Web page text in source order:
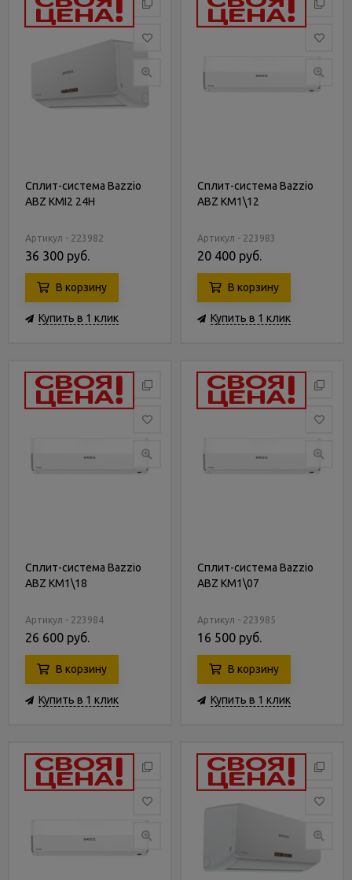
Сплит-система Bazzio
ABZ KMI2 24H
Артикул - 223982
36 300 руб.
В корзину
Купить в 1 клик
Сплит-система Bazzio
ABZ KM1\12
Артикул - 223983
20 400 руб.
В корзину
Купить в 1 клик
Сплит-система Bazzio
ABZ KM1\18
Артикул - 223984
26 600 руб.
В корзину
Купить в 1 клик
Сплит-система Bazzio
ABZ KM1\07
Артикул - 223985
16 500 руб.
В корзину
Купить в 1 клик